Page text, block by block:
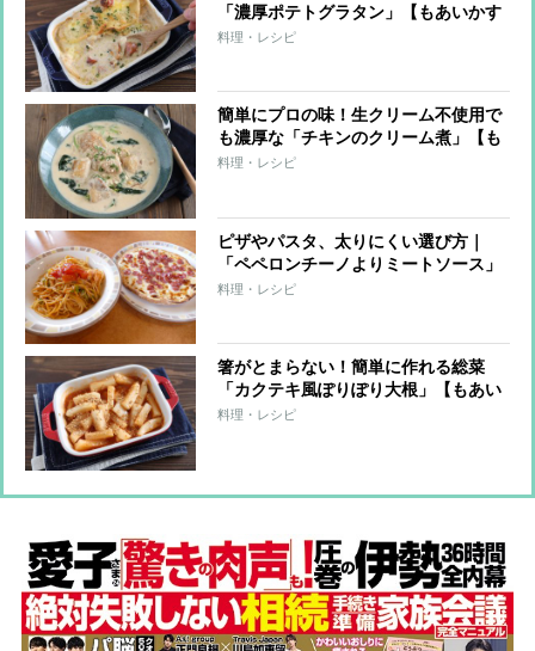
「濃厚ポテトグラタン」【もあいかす
み ラクウマレシピ】
料理・レシピ
簡単にプロの味！生クリーム不使用で
も濃厚な「チキンのクリーム煮」【も
あいかすみ ラクウマレシピ】
料理・レシピ
ピザやパスタ、太りにくい選び方｜
「ペペロンチーノよりミートソース」
その理由
料理・レシピ
箸がとまらない！簡単に作れる総菜
「カクテキ風ぽりぽり大根」【もあい
かすみ ラクウマレシピ】
料理・レシピ